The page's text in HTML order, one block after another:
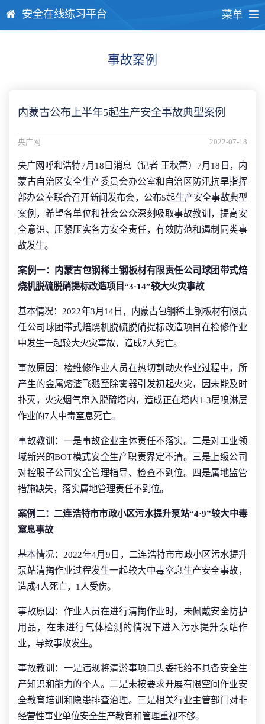
安全在线练习平台 菜单
事故案例
内蒙古公布上半年5起生产安全事故典型案例
央广网 2022-07-18
央广网呼和浩特7月18日消息（记者 王秋蕾）7月18日，内
蒙古自治区安全生产委员会办公室和自治区防汛抗旱指挥
部办公室联合召开新闻发布会，公布5起生产安全事故典型
案例，希望各单位和社会公众深刻吸取事故教训，提高安
全意识、压紧压实各方安全责任，有效防范和遏制同类事
故发生。
案例一：内蒙古包钢稀土钢板材有限责任公司球团带式焙
烧机脱硫脱硝提标改造项目“3·14”较大火灾事故
基本情况：2022年3月14日，内蒙古包钢稀土钢板材有限责
任公司球团带式焙烧机脱硫脱硝提标改造项目在检修作业
中发生一起较大火灾事故，造成7人死亡。
事故原因：检维修作业人员在热切割动火作业过程中，所
产生的金属熔渣飞溅至除雾器引发初起火灾，因未能及时
扑灭，火灾烟气窜入脱硫塔内，造成正在塔内1-3层喷淋层
作业的7人中毒窒息死亡。
事故教训：一是事故企业主体责任不落实。二是对工业领
域新兴的BOT模式安全生产职责界定不清。三是上级公司
对控股子公司安全管理指导、检查不到位。四是属地监管
措施缺失，落实属地管理责任不到位。
案例二：二连浩特市市政小区污水提升泵站“4·9”较大中毒
窒息事故
基本情况：2022年4月9日，二连浩特市市政小区污水提升
泵站清掏作业过程发生一起较大中毒窒息生产安全事故，
造成4人死亡，1人受伤。
事故原因：作业人员在进行清掏作业时，未佩戴安全防护
用品，在未进行气体检测的情况下进入污水提升泵站作
业，导致事故发生。
事故教训：一是违规将清淤事项口头委托给不具备安全生
产知识和能力的个人。二是未按要求开展有限空间作业安
全教育培训和隐患排查治理。三是相关行业主管部门对非
经营性事业单位安全生产教育和管理重视不够。